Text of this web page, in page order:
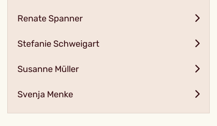
Renate Spanner
Stefanie Schweigart
Susanne Müller
Svenja Menke